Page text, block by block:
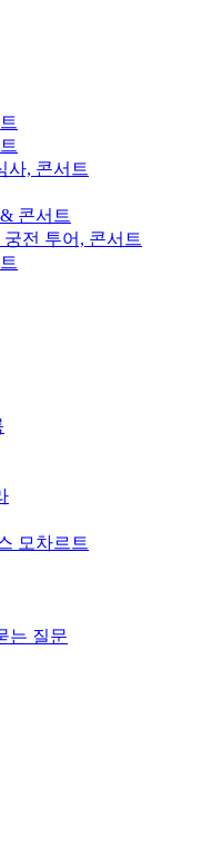
사, 콘서트
콘서트
전 투어, 콘서트
모차르트
는 질문